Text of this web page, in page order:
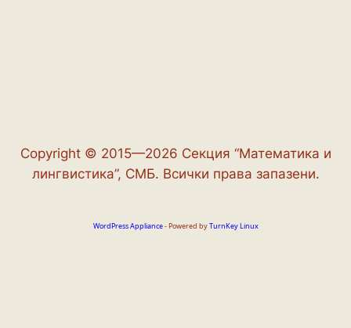
Copyright © 2015—2026 Секция “Математика и
лингвистика”, СМБ. Всички права запазени.
WordPress Appliance- Powered byTurnKey Linux